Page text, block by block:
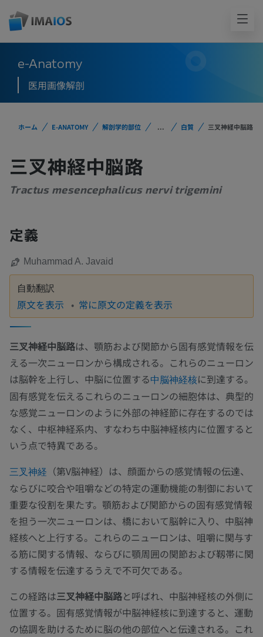
e-Anatomy
医用画像解剖
ホーム E-ANATOMY 解剖学的部位 ... 白質 三叉神経中脳路
三叉神経中脳路
Tractus mesencephalicus nervi trigemini
定義
Muhammad A. Javaid
自動翻訳
原文を表示 常に原文の定義を表示
三叉神経中脳路は、顎筋および関節から固有感覚情報を伝
える一次ニューロンから構成される。これらのニューロン
は脳幹を上行し、中脳に位置する中脳神経核に到達する。
固有感覚を伝えるこれらのニューロンの細胞体は、典型的
な感覚ニューロンのように外部の神経節に存在するのでは
なく、中枢神経系内、すなわち中脳神経核内に位置すると
いう点で特異である。
三叉神経 （第V脳神経）は、顔面からの感覚情報の伝達、
ならびに咬合や咀嚼などの特定の運動機能の制御において
重要な役割を果たす。顎筋および関節からの固有感覚情報
を担う一次ニューロンは、橋において脳幹に入り、中脳神
経核へと上行する。これらのニューロンは、咀嚼に関与す
る筋に関する情報、ならびに顎周囲の関節および靱帯に関
する情報を伝達するうえで不可欠である。
この経路は三叉神経中脳路と呼ばれ、中脳神経核の外側に
位置する。固有感覚情報が中脳神経核に到達すると、運動
の協調を助けるために脳の他の部位へと伝達される。これ